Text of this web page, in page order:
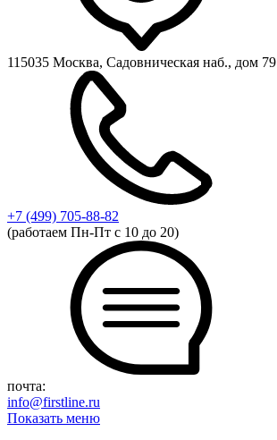
115035 Москва, Садовническая наб., дом 79
+7 (499) 705-88-82
(работаем Пн-Пт с 10 до 20)
почта:
info@firstline.ru
Показать меню